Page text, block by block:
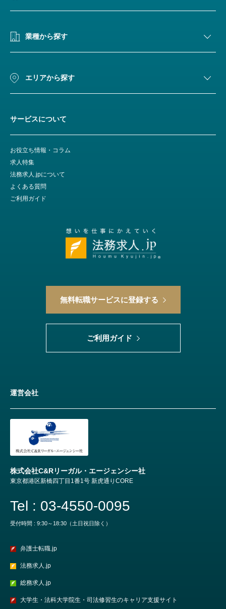
無料転職サービスに登録する
ご利用ガイド
弁護士転職.jp
法務求人.jp
総務求人.jp
大学生・法科大学院生・司法修習生のキャリア支援サイト
運営会社
株式会社C&Rリーガル・エージェンシー社
東京都港区新橋四丁目1番1号 新虎通りCORE
Tel : 03-4550-0095
受付時間 : 9:30～18:30（土日祝日除く）
業種から探す
エリアから探す
サービスについて
お役立ち情報・コラム
求人特集
法務求人.jpについて
よくある質問
ご利用ガイド